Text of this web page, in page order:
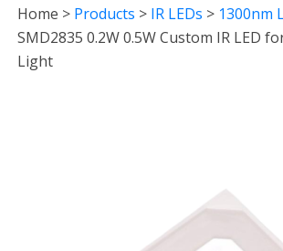
Home > Products > IR LEDs > 1300nm
SMD2835 0.2W 0.5W Custom IR LED
Light